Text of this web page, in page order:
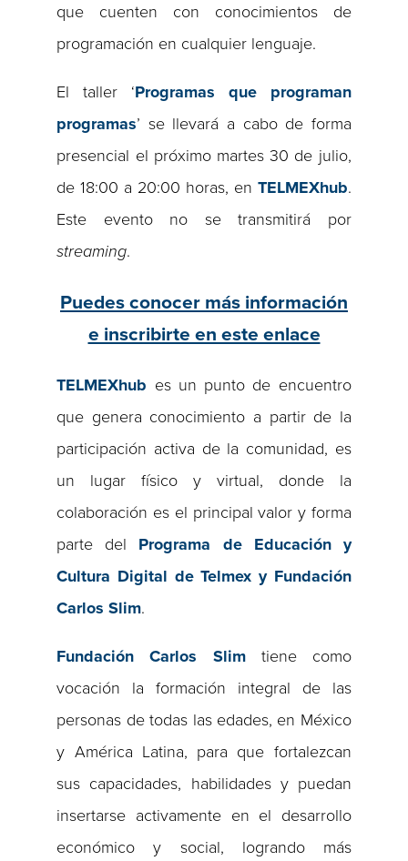
que cuenten con conocimientos de
programación en cualquier lenguaje.
El taller ‘Programas que programan
programas’ se llevará a cabo de forma
presencial el próximo martes 30 de julio,
de 18:00 a 20:00 horas, en TELMEXhub.
Este evento no se transmitirá por
streaming.
Puedes conocer más información
e inscribirte en este enlace
TELMEXhub es un punto de encuentro
que genera conocimiento a partir de la
participación activa de la comunidad, es
un lugar físico y virtual, donde la
colaboración es el principal valor y forma
parte del Programa de Educación y
Cultura Digital de Telmex y Fundación
Carlos Slim.
Fundación Carlos Slimtiene como
vocación la formación integral de las
personas de todas las edades, en México
y América Latina, para que fortalezcan
sus capacidades, habilidades y puedan
insertarse activamente en el desarrollo
económico y social, logrando más